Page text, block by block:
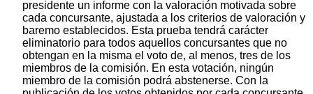
presidente un informe con la valoración motivada sobre
cada concursante, ajustada a los criterios de valoración y
baremo establecidos. Esta prueba tendrá carácter
eliminatorio para todos aquellos concursantes que no
obtengan en la misma el voto de, al menos, tres de los
miembros de la comisión. En esta votación, ningún
miembro de la comisión podrá abstenerse. Con la